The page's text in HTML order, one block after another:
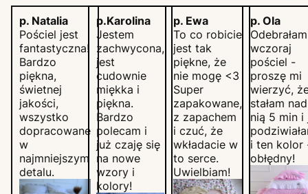
p. Natalia
Pościel jest
fantastyczna!
Bardzo
piękna,
świetnej
jakości,
wszystko
dopracowane
w
najmniejszym
detalu.
p.Karolina
Jestem
zachwycona,
jest
cudownie
miękka i
piękna.
Bardzo
polecam i
już czaję się
na nowe
wzory i
kolory!
p. Ewa
To co robicie
jest tak
piękne, że
nie mogę <3
Super
zapakowane,
z zapachem
i czuć, że
wkładacie w
to serce.
Uwielbiam!
p. Ola
Odebrałam
wczoraj
pościel -
proszę mi
wierzyć,
stałam nad
nią 5 min i
i ten kolor
obłędny!